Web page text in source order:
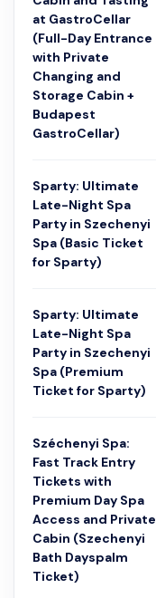
at GastroCellar
(Full-Day Entrance
with Private
Changing and
Storage Cabin +
Budapest
GastroCellar)
Sparty: Ultimate
Late-Night Spa
Party in Szechenyi
Spa (Basic Ticket
for Sparty)
Sparty: Ultimate
Late-Night Spa
Party in Szechenyi
Spa (Premium
Ticket for Sparty)
Széchenyi Spa:
Fast Track Entry
Tickets with
Premium Day Spa
Access and Private
Cabin (Szechenyi
Bath Dayspalm
Ticket)